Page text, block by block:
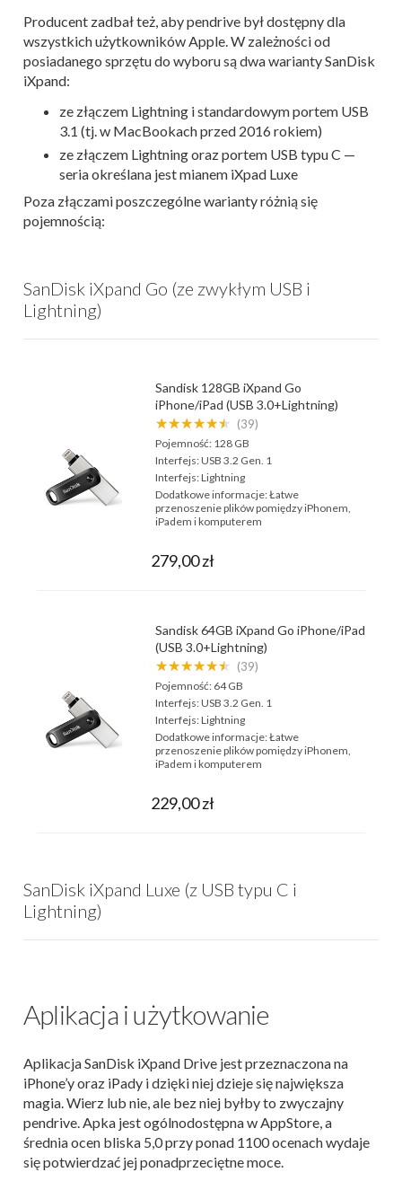
Producent zadbał też, aby pendrive był dostępny dla
wszystkich użytkowników Apple. W zależności od
posiadanego sprzętu do wyboru są dwa warianty SanDisk
iXpand:
ze złączem Lightning i standardowym portem USB
3.1 (tj. w MacBookach przed 2016 rokiem)
ze złączem Lightning oraz portem USB typu C —
seria określana jest mianem iXpad Luxe
Poza złączami poszczególne warianty różnią się
pojemnością:
SanDisk iXpand Go (ze zwykłym USB i
Lightning)
Sandisk 128GB iXpand Go
iPhone/iPad (USB 3.0+Lightning)
★★★★★★ (39)
Pojemność: 128 GB
Interfejs:USB 3.2 Gen. 1
Interfejs:Lightning
Dodatkowe informacje:Łatwe
przenoszenie plików pomiędzy iPhonem,
iPadem i komputerem
279,00 zł
Sandisk 64GB iXpand Go iPhone/iPad
(USB 3.0+Lightning)
★★★★★★ (39)
Pojemność: 64 GB
Interfejs:USB 3.2 Gen. 1
Interfejs:Lightning
Dodatkowe informacje:Łatwe
przenoszenie plików pomiędzy iPhonem,
iPadem i komputerem
229,00 zł
SanDisk iXpand Luxe (z USB typu C i
Lightning)
Aplikacja i użytkowanie
Aplikacja SanDisk iXpand Drive jest przeznaczona na
iPhone’y oraz iPady i dzięki niej dzieje się największa
magia. Wierz lub nie, ale bez niej byłby to zwyczajny
pendrive. Apka jest ogólnodostępna w AppStore, a
średnia ocen bliska 5,0 przy ponad 1100 ocenach wydaje
się potwierdzać jej ponadprzeciętne moce.